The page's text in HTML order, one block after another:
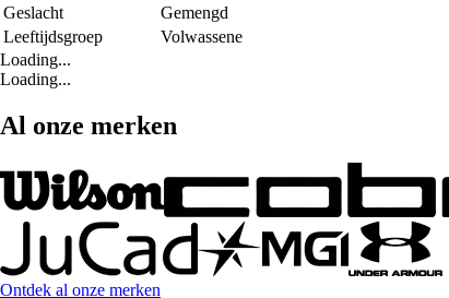
Geslacht
Gemengd
Leeftijdsgroep
Volwassene
Loading...
Loading...
Al onze merken
Ontdek al onze merken